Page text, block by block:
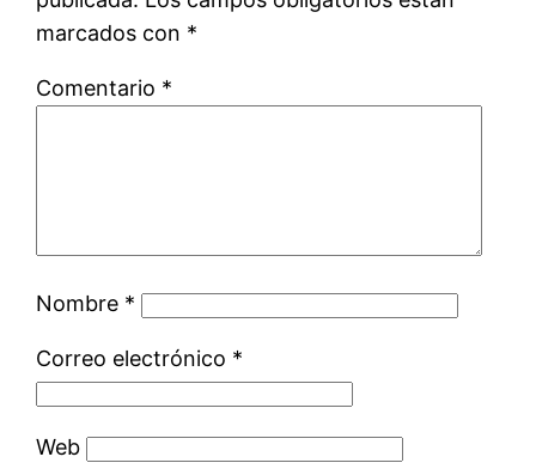
marcados con *
Comentario *
Nombre *
Correo electrónico *
Web